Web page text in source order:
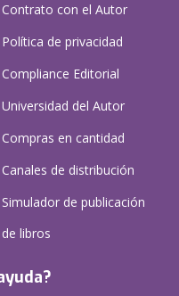
Contrato con el Autor
Política de privacidad
Compliance Editorial
Universidad del Autor
Compras en cantidad
Canales de distribución
Simulador de publicación
de libros